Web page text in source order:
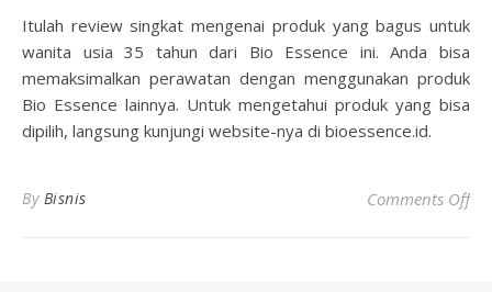
Itulah review singkat mengenai produk yang bagus untuk
wanita usia 35 tahun dari Bio Essence ini. Anda bisa
memaksimalkan perawatan dengan menggunakan produk
Bio Essence lainnya. Untuk mengetahui produk yang bisa
dipilih, langsung kunjungi website-nya di bioessence.id.
By Bisnis Comments Offon